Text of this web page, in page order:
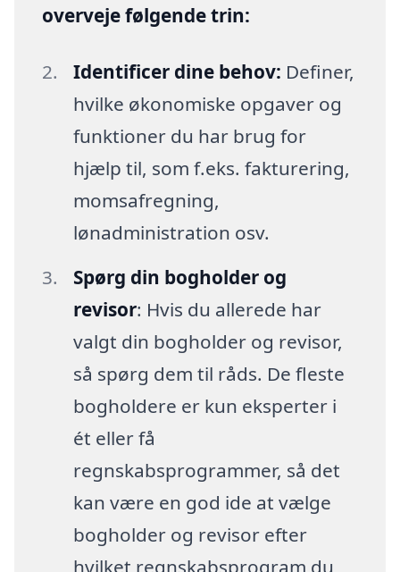
overveje følgende trin:
Identificer dine behov: Definer,
hvilke økonomiske opgaver og
funktioner du har brug for
hjælp til, som f.eks. fakturering,
momsafregning,
lønadministration osv.
Spørg din bogholder og
revisor: Hvis du allerede har
valgt din bogholder og revisor,
så spørg dem til råds. De fleste
bogholdere er kun eksperter i
ét eller få
regnskabsprogrammer, så det
kan være en god ide at vælge
bogholder og revisor efter
hvilket regnskabsprogram du